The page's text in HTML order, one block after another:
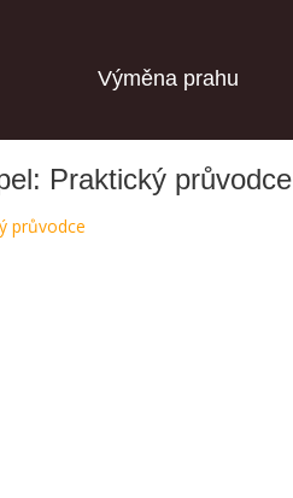
Výměna prahu
Praktický průvodce
průvodce